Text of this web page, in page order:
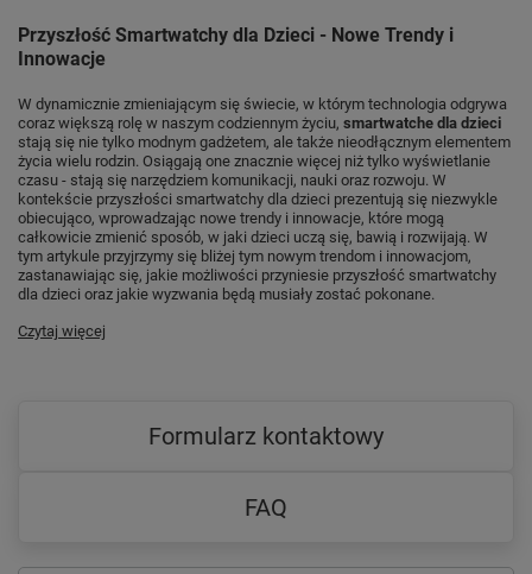
Przyszłość Smartwatchy dla Dzieci - Nowe Trendy i
Innowacje
W dynamicznie zmieniającym się świecie, w którym technologia odgrywa
coraz większą rolę w naszym codziennym życiu, smartwatche dla dzieci
stają się nie tylko modnym gadżetem, ale także nieodłącznym elementem
życia wielu rodzin. Osiągają one znacznie więcej niż tylko wyświetlanie
czasu - stają się narzędziem komunikacji, nauki oraz rozwoju. W
kontekście przyszłości smartwatchy dla dzieci prezentują się niezwykle
obiecująco, wprowadzając nowe trendy i innowacje, które mogą
całkowicie zmienić sposób, w jaki dzieci uczą się, bawią i rozwijają. W
tym artykule przyjrzymy się bliżej tym nowym trendom i innowacjom,
zastanawiając się, jakie możliwości przyniesie przyszłość smartwatchy
dla dzieci oraz jakie wyzwania będą musiały zostać pokonane.
Czytaj więcej
Formularz kontaktowy
FAQ